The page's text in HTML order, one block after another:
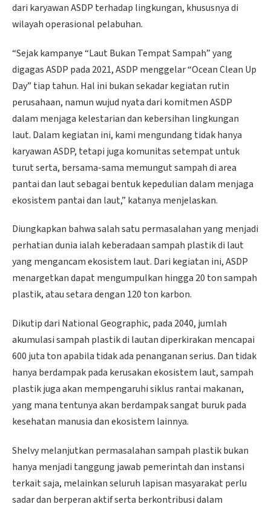
dari karyawan ASDP terhadap lingkungan, khususnya di
wilayah operasional pelabuhan.
“Sejak kampanye “Laut Bukan Tempat Sampah” yang
digagas ASDP pada 2021, ASDP menggelar “Ocean Clean Up
Day” tiap tahun. Hal ini bukan sekadar kegiatan rutin
perusahaan, namun wujud nyata dari komitmen ASDP
dalam menjaga kelestarian dan kebersihan lingkungan
laut. Dalam kegiatan ini, kami mengundang tidak hanya
karyawan ASDP, tetapi juga komunitas setempat untuk
turut serta, bersama-sama memungut sampah di area
pantai dan laut sebagai bentuk kepedulian dalam menjaga
ekosistem pantai dan laut,” katanya menjelaskan.
Diungkapkan bahwa salah satu permasalahan yang menjadi
perhatian dunia ialah keberadaan sampah plastik di laut
yang mengancam ekosistem laut. Dari kegiatan ini, ASDP
menargetkan dapat mengumpulkan hingga 20 ton sampah
plastik, atau setara dengan 120 ton karbon.
Dikutip dari National Geographic, pada 2040, jumlah
akumulasi sampah plastik di lautan diperkirakan mencapai
600 juta ton apabila tidak ada penanganan serius. Dan tidak
hanya berdampak pada kerusakan ekosistem laut, sampah
plastik juga akan mempengaruhi siklus rantai makanan,
yang mana tentunya akan berdampak sangat buruk pada
kesehatan manusia dan ekosistem lainnya.
Shelvy melanjutkan permasalahan sampah plastik bukan
hanya menjadi tanggung jawab pemerintah dan instansi
terkait saja, melainkan seluruh lapisan masyarakat perlu
sadar dan berperan aktif serta berkontribusi dalam